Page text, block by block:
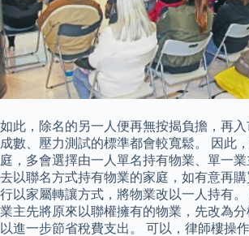
如此，除名的另一人便再無按揭負擔，再
成數、壓力測試的標準都會較寬鬆。 因此
庭，多會選擇由一人單名持有物業、單一
去以聯名方式持有物業的家庭，如有意再
行以家屬轉讓方式，將物業改以一人持有
業主先將原來以聯權擁有的物業，先改為分
以進一步節省稅費支出。 可以，律師樓操